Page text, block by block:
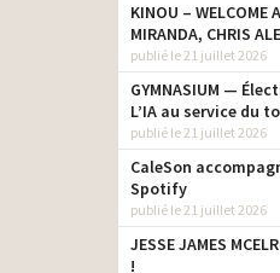
KINOU – WELCOME
MIRANDA, CHRIS
publié le 21 juillet 2026
GYMNASIUM —
L’IA au service du
publié le 21 juillet 2026
CaleSon
Spotify
publié le 21 juillet 2026
JESSE JAMES
!